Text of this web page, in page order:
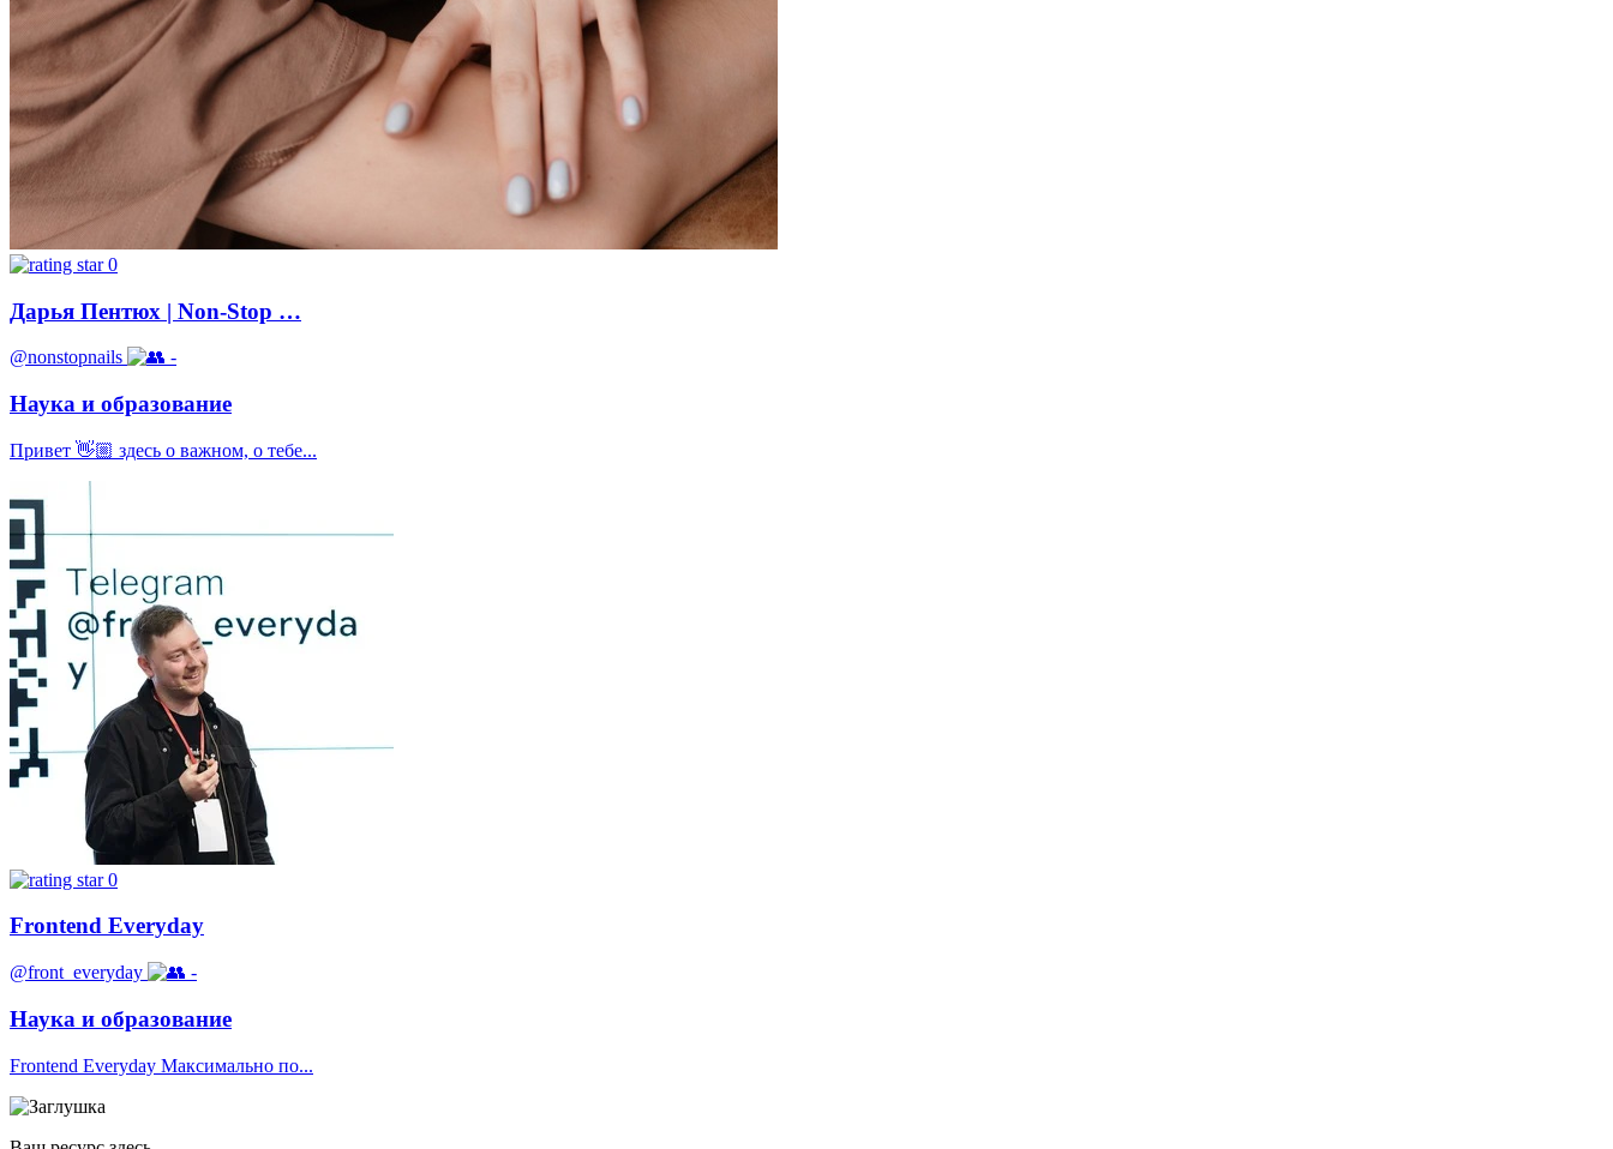
0
Дарья Пентюх | Non-Stop …
@nonstopnails -
Наука и образование
Привет 👋🏼 здесь о важном, о тебе...
0
Frontend Everyday
@front_everyday -
Наука и образование
Frontend Everyday Максимально по...